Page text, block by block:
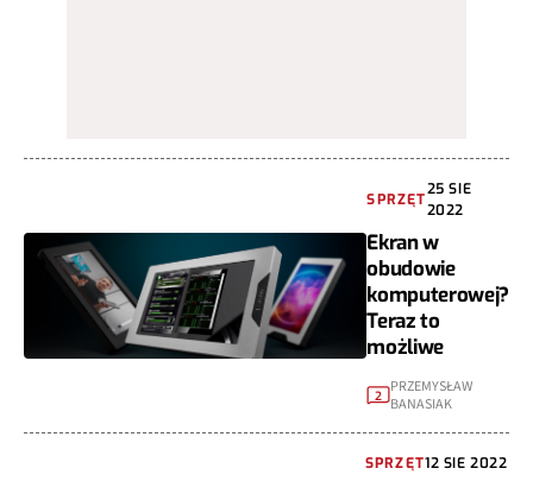
SPRZĘT
25 SIE
2022
Ekran w
obudowie
komputerowej?
Teraz to
możliwe
2
PRZEMYSŁAW
BANASIAK
SPRZĘT12 SIE 2022